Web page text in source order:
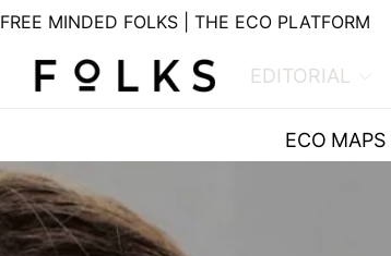
FREE MINDED FOLKS | THE ECO PLATFORM
EDITORIAL
ECO MAPS